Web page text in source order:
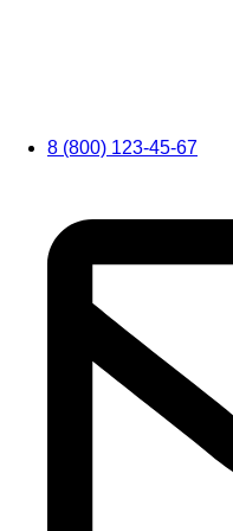
8 (800) 123-45-67